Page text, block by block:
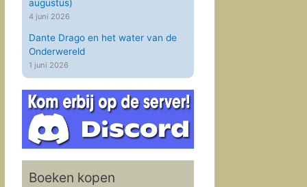
augustus)
4 juni 2026
Dante Drago en het water van de
Onderwereld
1 juni 2026
Boeken kopen